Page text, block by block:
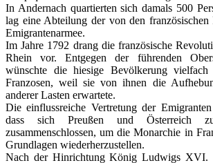
In Andernach quartierten sich damals 500
lag eine Abteilung der von den französischen
Emigrantenarmee.
Im Jahre 1792 drang die französische
Rhein vor. Entgegen der führenden
wünschte die hiesige Bevölkerung
Franzosen, weil sie von ihnen die
anderer Lasten erwartete.
Die einflussreiche Vertretung der
dass sich Preußen und Österreich
zusammenschlossen, um die Monarchie in
Grundlagen wiederherzustellen.
Nach der Hinrichtung König Ludwigs XVI.